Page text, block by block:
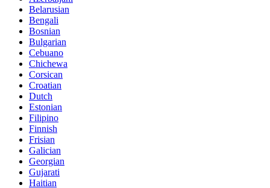
Belarusian
Bengali
Bosnian
Bulgarian
Cebuano
Chichewa
Corsican
Croatian
Dutch
Estonian
Filipino
Finnish
Frisian
Galician
Georgian
Gujarati
Haitian